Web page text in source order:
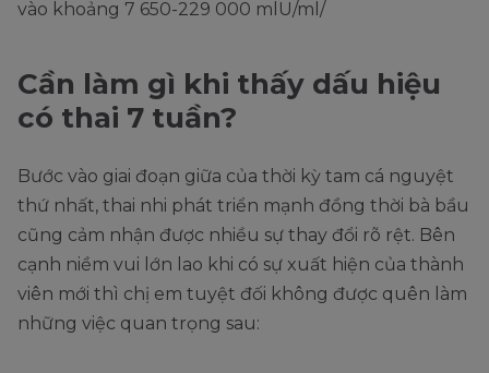
vào khoảng 7 650-229 000 mlU/ml/
Cần làm gì khi thấy dấu hiệu
có thai 7 tuần?
Bước vào giai đoạn giữa của thời kỳ tam cá nguyệt
thứ nhất, thai nhi phát triển mạnh đồng thời bà bầu
cũng cảm nhận được nhiều sự thay đổi rõ rệt. Bên
cạnh niềm vui lớn lao khi có sự xuất hiện của thành
viên mới thì chị em tuyệt đối không được quên làm
những việc quan trọng sau: